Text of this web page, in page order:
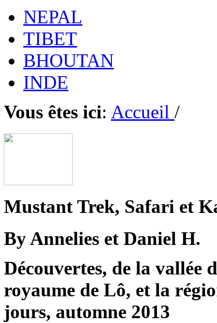
NEPAL
TIBET
BHOUTAN
INDE
Vous êtes ici: Accueil /
Mustant Trek, Safari et
By Annelies et Daniel H.
Découvertes, de la vallée
royaume de Lô, et la
jours, automne 2013